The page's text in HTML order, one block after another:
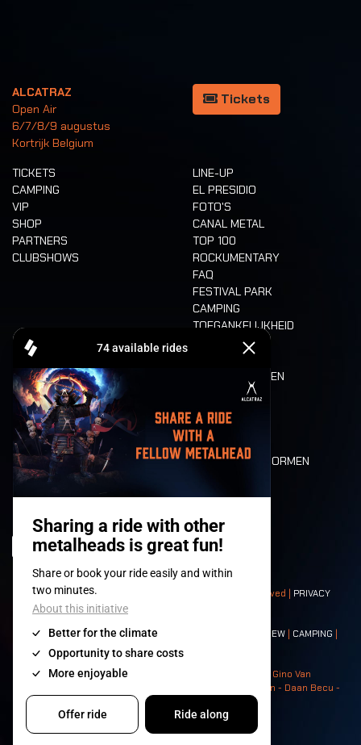
ALCATRAZ
Open Air
6/7/8/9 augustus
Kortrijk Belgium
Tickets
TICKETS
CAMPING
VIP
SHOP
PARTNERS
CLUBSHOWS
LINE-UP
EL PRESIDIO
FOTO'S
CANAL METAL
TOP 100
ROCKUMENTARY
FAQ
FESTIVAL PARK
CAMPING
TOEGANKELIJKHEID
CASHLESS
ETEN EN DRINKEN
MOBILITEIT
LONE WOLVES
PLATTEGROND
DEATH RIDE
WAARDEN EN NORMEN
HISTORIEK
© 2008-2026- Apache Productions VZW – All rights reserved | PRIVACY
POLICY|ALGEMENE VOORWAARDEN
Contact:GENERAL| PARTNERSHIPS CREW CAMPING
NEIGHBOURS
Photos: Ann Kermans - Hans Van Hoof - Eliaz Bruggeman - Gino Van
Lancker - Tim Tronckoe - Elsie Roymans - Stijn Verbruggen - Daan Becu -
Claus Christa - Devid Camerlynck